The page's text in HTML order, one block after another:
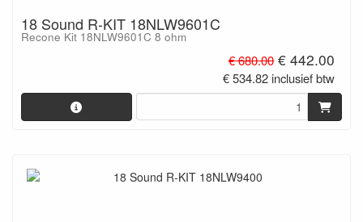
18 Sound R-KIT 18NLW9601C
Recone Kit 18NLW9601C 8 ohm
€ 680.00 € 442.00
€ 534.82 inclusief btw